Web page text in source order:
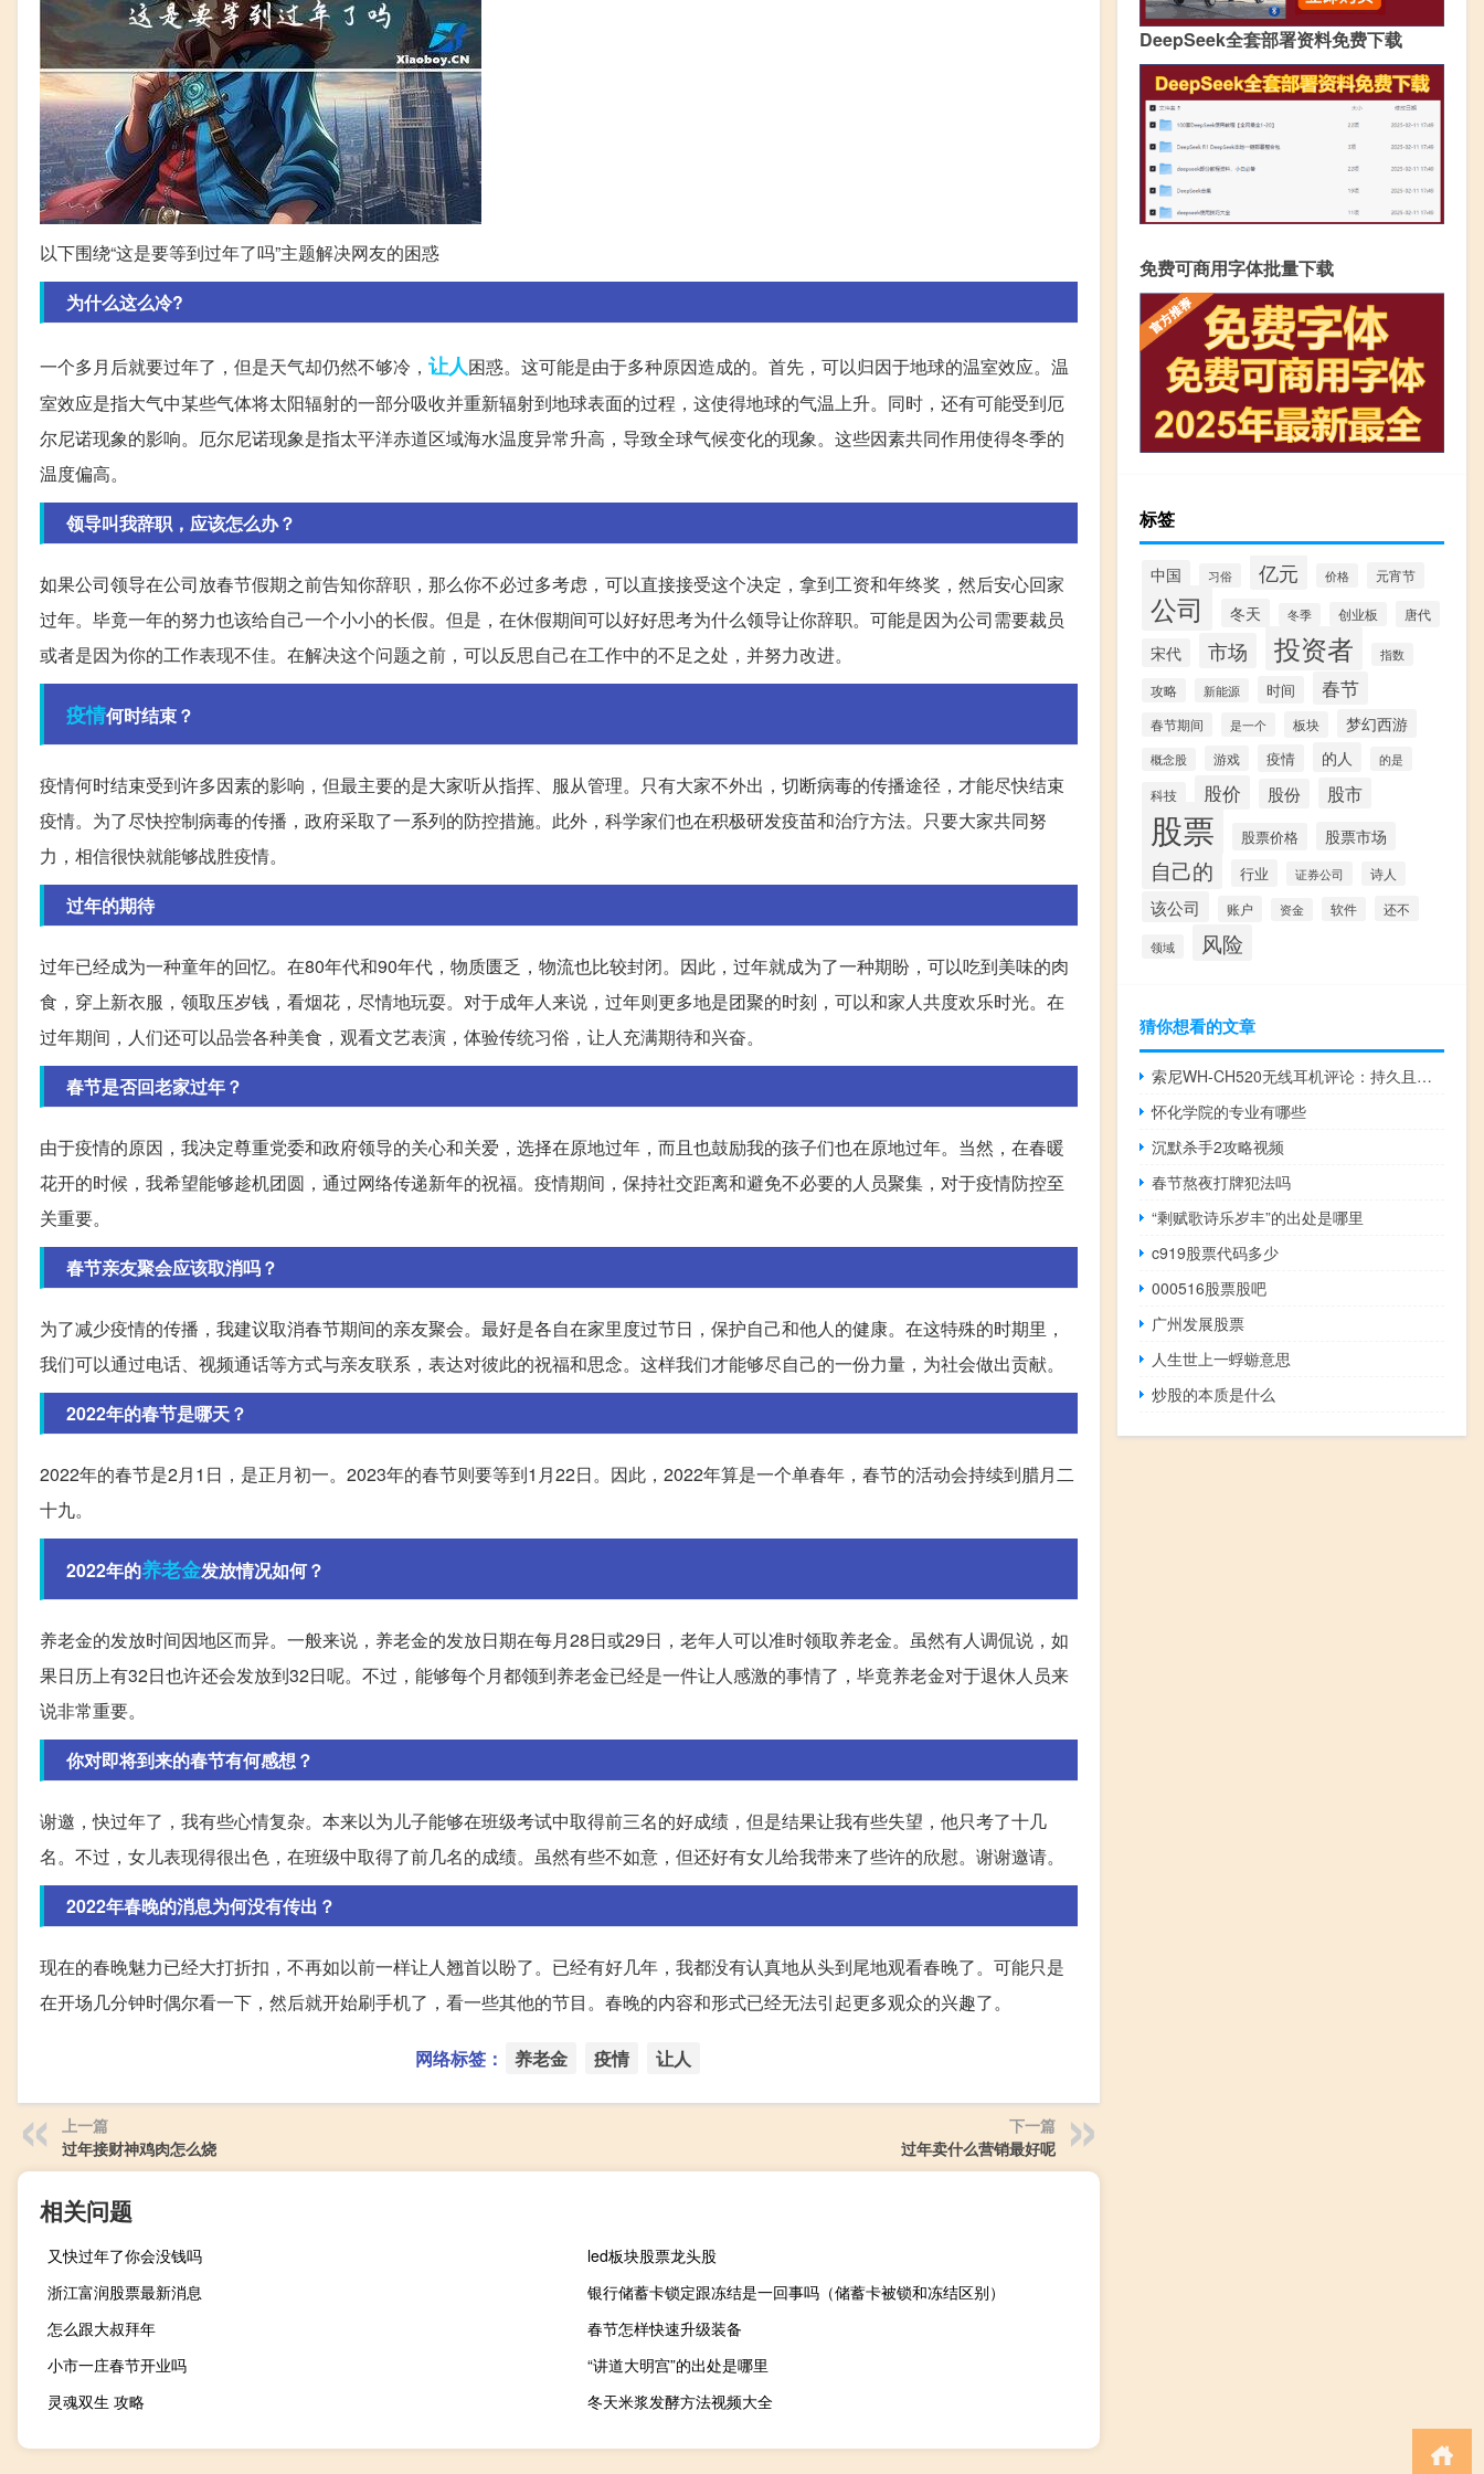
以下围绕“这是要等到过年了吗”主题解决网友的困惑
为什么这么冷?
一个多月后就要过年了，但是天气却仍然不够冷， 让人困惑。这可能是由于多种原因造成的。首先，可以归因于地球的温室效应。温
室效应是指大气中某些气体将太阳辐射的一部分吸收并重新辐射到地球表面的过程，这使得地球的气温上升。同时，还有可能受到厄
尔尼诺现象的影响。厄尔尼诺现象是指太平洋赤道区域海水温度异常升高，导致全球气候变化的现象。这些因素共同作用使得冬季的
温度偏高。
领导叫我辞职，应该怎么办？
如果公司领导在公司放春节假期之前告知你辞职，那么你不必过多考虑，可以直接接受这个决定，拿到工资和年终奖，然后安心回家
过年。毕竟一年的努力也该给自己一个小小的长假。但是，在休假期间可以好好思考为什么领导让你辞职。可能是因为公司需要裁员
或者是因为你的工作表现不佳。在解决这个问题之前，可以反思自己在工作中的不足之处，并努力改进。
疫情何时结束？
疫情何时结束受到许多因素的影响，但最主要的是大家听从指挥、服从管理。只有大家不外出，切断病毒的传播途径，才能尽快结束
疫情。为了尽快控制病毒的传播，政府采取了一系列的防控措施。此外，科学家们也在积极研发疫苗和治疗方法。只要大家共同努
力，相信很快就能够战胜疫情。
过年的期待
过年已经成为一种童年的回忆。在80年代和90年代，物质匮乏，物流也比较封闭。因此，过年就成为了一种期盼，可以吃到美味的肉
食，穿上新衣服，领取压岁钱，看烟花，尽情地玩耍。对于成年人来说，过年则更多地是团聚的时刻，可以和家人共度欢乐时光。在
过年期间，人们还可以品尝各种美食，观看文艺表演，体验传统习俗，让人充满期待和兴奋。
春节是否回老家过年？
由于疫情的原因，我决定尊重党委和政府领导的关心和关爱，选择在原地过年，而且也鼓励我的孩子们也在原地过年。当然，在春暖
花开的时候，我希望能够趁机团圆，通过网络传递新年的祝福。疫情期间，保持社交距离和避免不必要的人员聚集，对于疫情防控至
关重要。
春节亲友聚会应该取消吗？
为了减少疫情的传播，我建议取消春节期间的亲友聚会。最好是各自在家里度过节日，保护自己和他人的健康。在这特殊的时期里，
我们可以通过电话、视频通话等方式与亲友联系，表达对彼此的祝福和思念。这样我们才能够尽自己的一份力量，为社会做出贡献。
2022年的春节是哪天？
2022年的春节是2月1日，是正月初一。2023年的春节则要等到1月22日。因此，2022年算是一个单春年，春节的活动会持续到腊月二
十九。
2022年的养老金发放情况如何？
养老金的发放时间因地区而异。一般来说，养老金的发放日期在每月28日或29日，老年人可以准时领取养老金。虽然有人调侃说，如
果日历上有32日也许还会发放到32日呢。不过，能够每个月都领到养老金已经是一件让人感激的事情了，毕竟养老金对于退休人员来
说非常重要。
你对即将到来的春节有何感想？
谢邀，快过年了，我有些心情复杂。本来以为儿子能够在班级考试中取得前三名的好成绩，但是结果让我有些失望，他只考了十几
名。不过，女儿表现得很出色，在班级中取得了前几名的成绩。虽然有些不如意，但还好有女儿给我带来了些许的欣慰。谢谢邀请。
2022年春晚的消息为何没有传出？
现在的春晚魅力已经大打折扣，不再如以前一样让人翘首以盼了。已经有好几年，我都没有认真地从头到尾地观看春晚了。可能只是
在开场几分钟时偶尔看一下，然后就开始刷手机了，看一些其他的节目。春晚的内容和形式已经无法引起更多观众的兴趣了。
网络标签： 养老金 疫情 让人
上一篇
过年接财神鸡肉怎么烧
下一篇
过年卖什么营销最好呢
相关问题
又快过年了你会没钱吗
led板块股票龙头股
浙江富润股票最新消息
银行储蓄卡锁定跟冻结是一回事吗（储蓄卡被锁和冻结区别）
怎么跟大叔拜年
春节怎样快速升级装备
小市一庄春节开业吗
“讲道大明宫”的出处是哪里
灵魂双生 攻略
冬天米浆发酵方法视频大全
DeepSeek全套部署资料免费下载
免费可商用字体批量下载
标签
中国 习俗 亿元 价格 元宵节
公司 冬天 冬季 创业板 唐代
宋代 市场 投资者 指数
攻略 新能源 时间 春节
春节期间 是一个 板块 梦幻西游
概念股 游戏 疫情 的人 的是
科技 股价 股份 股市
股票 股票价格 股票市场
自己的 行业 证券公司 诗人
该公司 账户 资金 软件 还不
领域 风险
猜你想看的文章
索尼WH-CH520无线耳机评论：持久且功能丰富
怀化学院的专业有哪些
沉默杀手2攻略视频
春节熬夜打牌犯法吗
“剩赋歌诗乐岁丰”的出处是哪里
c919股票代码多少
000516股票股吧
广州发展股票
人生世上一蜉蝣意思
炒股的本质是什么